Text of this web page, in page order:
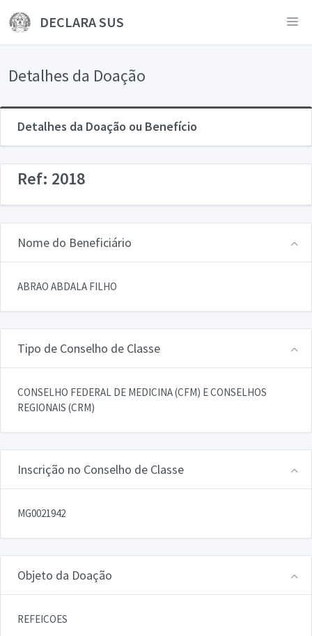
DECLARA SUS
Detalhes da Doação
Detalhes da Doação ou Benefício
Ref: 2018
Nome do Beneficiário
ABRAO ABDALA FILHO
Tipo de Conselho de Classe
CONSELHO FEDERAL DE MEDICINA (CFM) E CONSELHOS
REGIONAIS (CRM)
Inscrição no Conselho de Classe
MG0021942
Objeto da Doação
REFEICOES